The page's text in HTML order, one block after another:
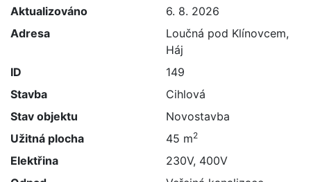
Aktualizováno
6. 8. 2026
Adresa
Loučná pod Klínovcem,
Háj
ID
149
Stavba
Cihlová
Stav objektu
Novostavba
Užitná plocha
45 m2
Elektřina
230V, 400V